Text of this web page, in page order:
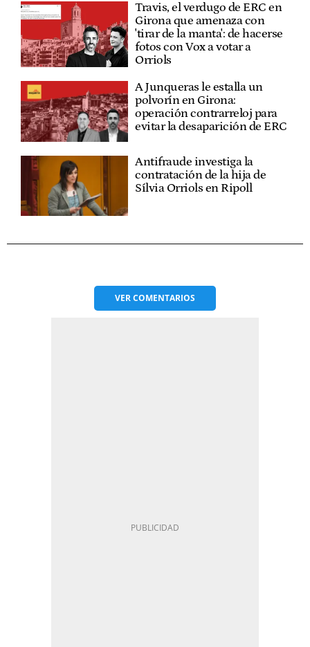
Travis, el verdugo de ERC en
Girona que amenaza con
'tirar de la manta': de hacerse
fotos con Vox a votar a
Orriols
A Junqueras le estalla un
polvorín en Girona:
operación contrarreloj para
evitar la desaparición de ERC
Antifraude investiga la
contratación de la hija de
Sílvia Orriols en Ripoll
VERCOMENTARIOS